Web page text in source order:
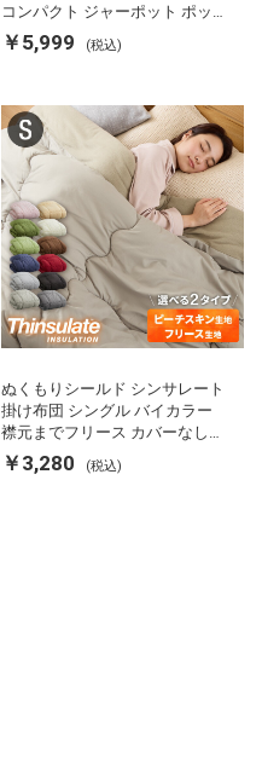
コンパクト ジャーポット ポット
カルキ抜き 空焚き防止 温度調節
軽量 SP-PD22 シンプラス
￥5,999 (税込)
ぬくもりシールド シンサレート
掛け布団 シングル バイカラー
襟元までフリース カバーなしで
使える 軽い 丸洗い 断熱 保温 抗
菌防臭 洗える 防ダニ 軽量 ホコ
￥3,280 (税込)